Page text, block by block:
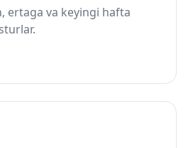
ertaga va keyingi hafta